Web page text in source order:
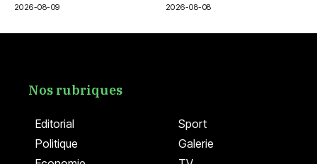
2026-08-09 2026-08-08
Editorial
Politique
Sport
Galerie
Nos rubriques